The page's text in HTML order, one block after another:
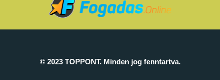
© 2023 TOPPONT. Minden jog fenntartva.